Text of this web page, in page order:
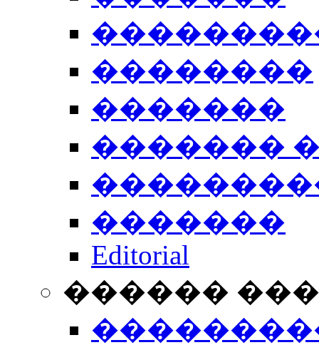
��������
�������
�������
�������
Editorial
������